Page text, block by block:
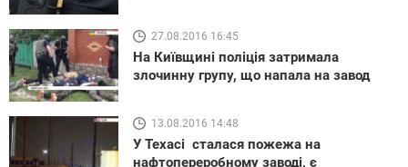
27.08.2016 16:45
На Київщині поліція затримала
злочинну групу, що напала на завод
13.08.2016 14:48
У Техасі сталася пожежа на
нафтопереробному заводі, є